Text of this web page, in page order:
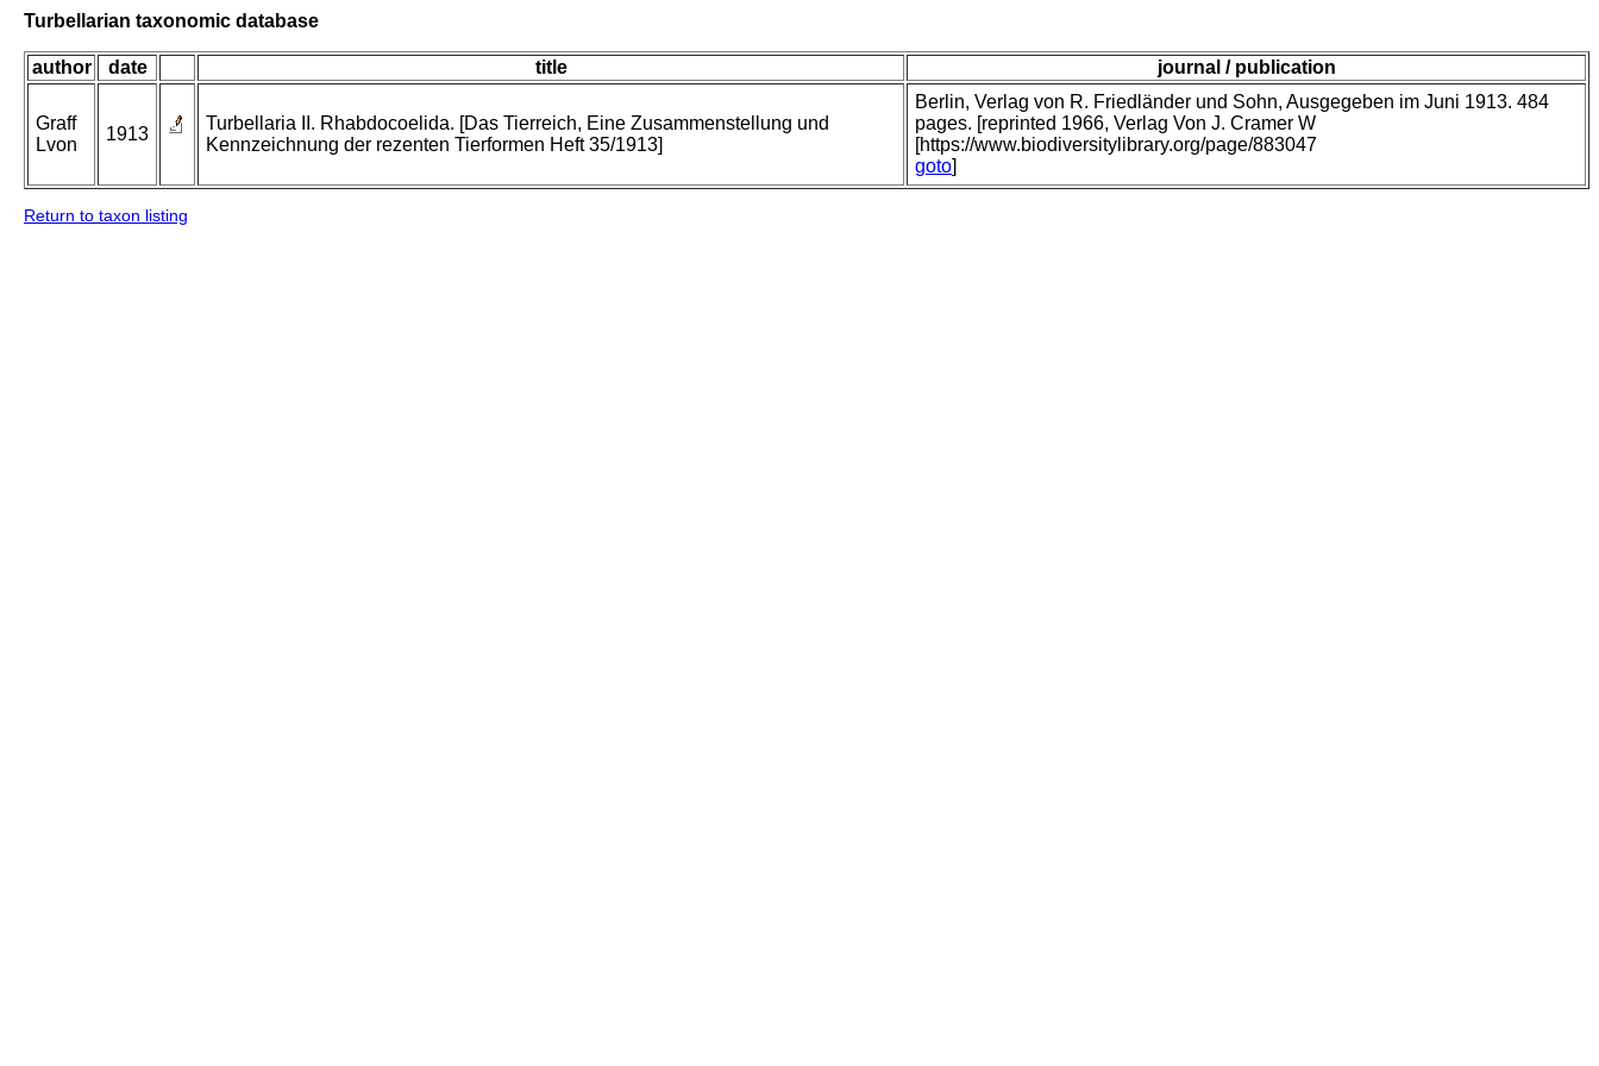
Turbellarian taxonomic database
author date title journal / publication
Graff
Lvon
1913
Turbellaria II. Rhabdocoelida. [Das Tierreich, Eine Zusammenstellung und
Kennzeichnung der rezenten Tierformen Heft 35/1913]
Berlin, Verlag von R. Friedländer und Sohn, Ausgegeben im Juni 1913. 484
pages. [reprinted 1966, Verlag Von J. Cramer W
[https://www.biodiversitylibrary.org/page/883047
goto]
Return to taxon listing